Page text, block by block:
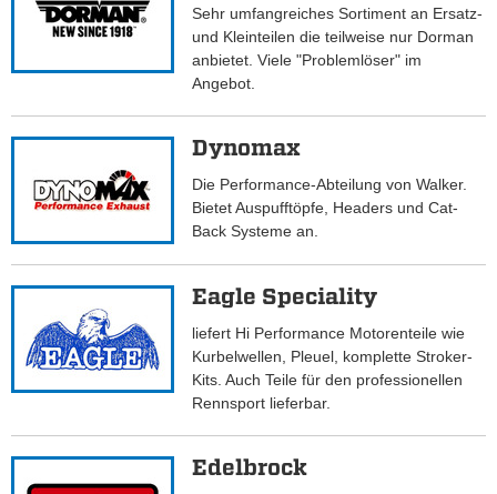
Sehr umfangreiches Sortiment an Ersatz-
und Kleinteilen die teilweise nur Dorman
anbietet. Viele "Problemlöser" im
Angebot.
Dynomax
Die Performance-Abteilung von Walker.
Bietet Auspufftöpfe, Headers und Cat-
Back Systeme an.
Eagle Speciality
liefert Hi Performance Motorenteile wie
Kurbelwellen, Pleuel, komplette Stroker-
Kits. Auch Teile für den professionellen
Rennsport lieferbar.
Edelbrock